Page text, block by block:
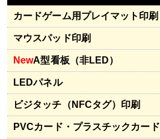
カードゲーム用プレイマット印刷
マウスパッド印刷
NewA型看板（非LED）
LEDパネル
ビジタッチ（NFCタグ）印刷
PVCカード・プラスチックカード